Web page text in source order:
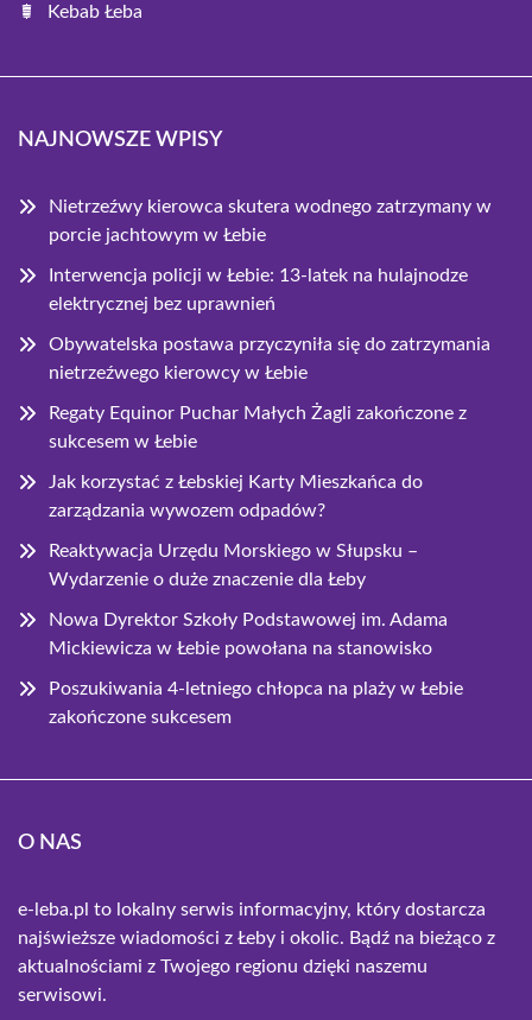
Kebab Łeba
NAJNOWSZE WPISY
Nietrzeźwy kierowca skutera wodnego zatrzymany w
porcie jachtowym w Łebie
Interwencja policji w Łebie: 13-latek na hulajnodze
elektrycznej bez uprawnień
Obywatelska postawa przyczyniła się do zatrzymania
nietrzeźwego kierowcy w Łebie
Regaty Equinor Puchar Małych Żagli zakończone z
sukcesem w Łebie
Jak korzystać z Łebskiej Karty Mieszkańca do
zarządzania wywozem odpadów?
Reaktywacja Urzędu Morskiego w Słupsku –
Wydarzenie o duże znaczenie dla Łeby
Nowa Dyrektor Szkoły Podstawowej im. Adama
Mickiewicza w Łebie powołana na stanowisko
Poszukiwania 4-letniego chłopca na plaży w Łebie
zakończone sukcesem
O NAS
e-leba.pl to lokalny serwis informacyjny, który dostarcza
najświeższe wiadomości z Łeby i okolic. Bądź na bieżąco z
aktualnościami z Twojego regionu dzięki naszemu
serwisowi.